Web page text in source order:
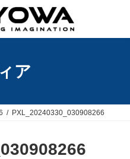
ア
PXL_20240330_030908266